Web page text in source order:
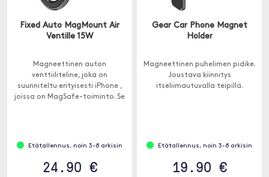
Fixed Auto MagMount Air
Ventille 15W
Magneettinen auton
venttiiliteline, joka on
suunniteltu erityisesti iPhone ,
joissa on MagSafe-toiminto. Se
Etätallennus, noin 3-8 arkisin
24.90 €
Gear Car Phone Magnet
Holder
Magneettinen puhelimen pidike.
Joustava kiinnitys
itseliimautuvalla teipillä.
Etätallennus, noin 3-8 arkisin
19.90 €